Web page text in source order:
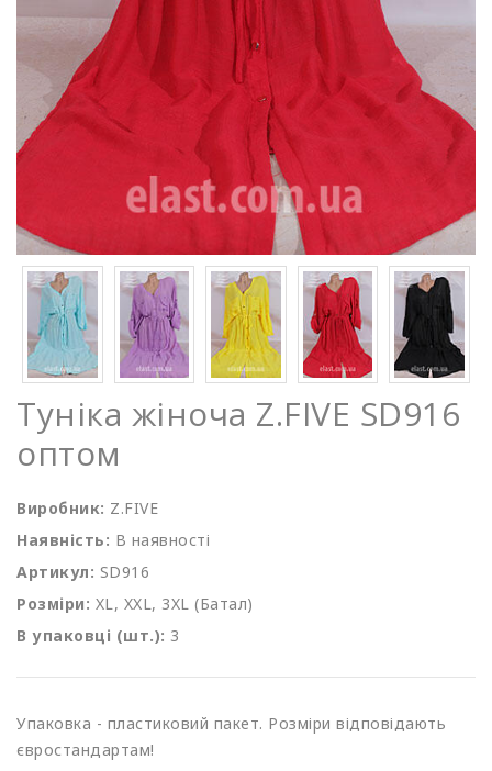
Туніка жіноча Z.FIVE SD916
оптом
Виробник: Z.FIVE
Наявність: В наявності
Артикул: SD916
Розміри: XL, XXL, 3XL (Батал)
В упаковці (шт.): 3
Упаковка - пластиковий пакет. Розміри відповідають
євростандартам!